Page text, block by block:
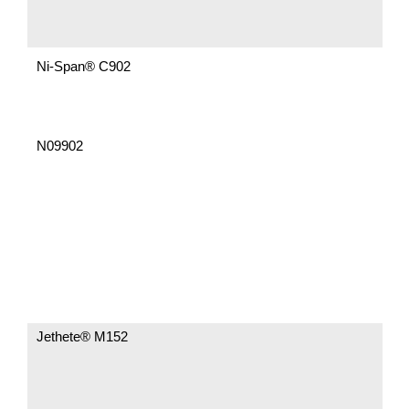
Ni-Span® C902
N09902
Jethete® M152